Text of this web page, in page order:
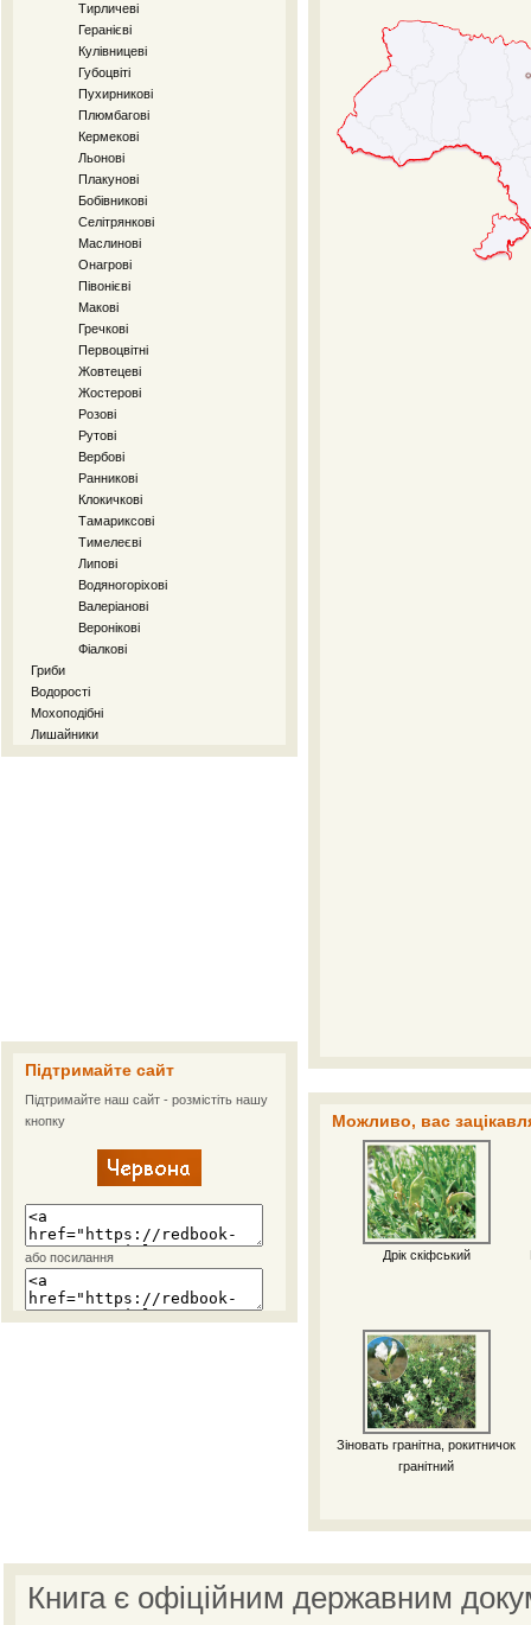
Тирличеві
Геранієві
Кулівницеві
Губоцвіті
Пухирникові
Плюмбагові
Кермекові
Льонові
Плакунові
Бобівникові
Селітрянкові
Маслинові
Онагрові
Півонієві
Макові
Гречкові
Первоцвітні
Жовтецеві
Жостерові
Розові
Рутові
Вербові
Ранникові
Клокичкові
Тамариксові
Тимелеєві
Липові
Водяногоріхові
Валеріанові
Веронікові
Фіалкові
Гриби
Водорості
Мохоподібні
Лишайники
Підтримайте сайт
Підтримайте наш сайт - розмістіть нашу
кнопку
або посилання
Можливо, вас
Дрік скіфський
Зіновать гранітна, рокитничок
гранітний
Книга є офіційним державним